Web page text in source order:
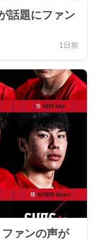
話題にファン
1日前
ァンの声が